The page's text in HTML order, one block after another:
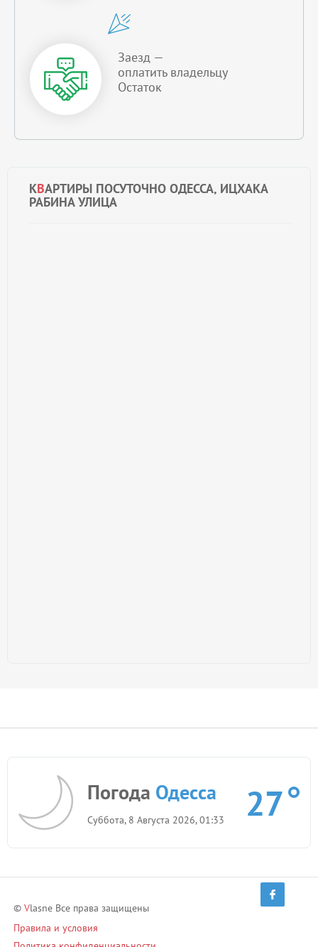
КВАРТИРЫ ПОСУТОЧНО ОДЕССА, ИЦХАКА
РАБИНА УЛИЦА
Заезд —
оплатить владельцу
Остаток
Погода Одесса
Суббота, 8 Августа 2026, 01:33 27
© Vlasne Все права защищены
Правила и условия